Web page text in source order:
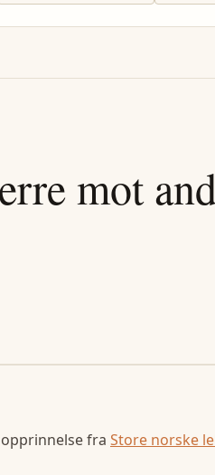
mot
fra Store norske